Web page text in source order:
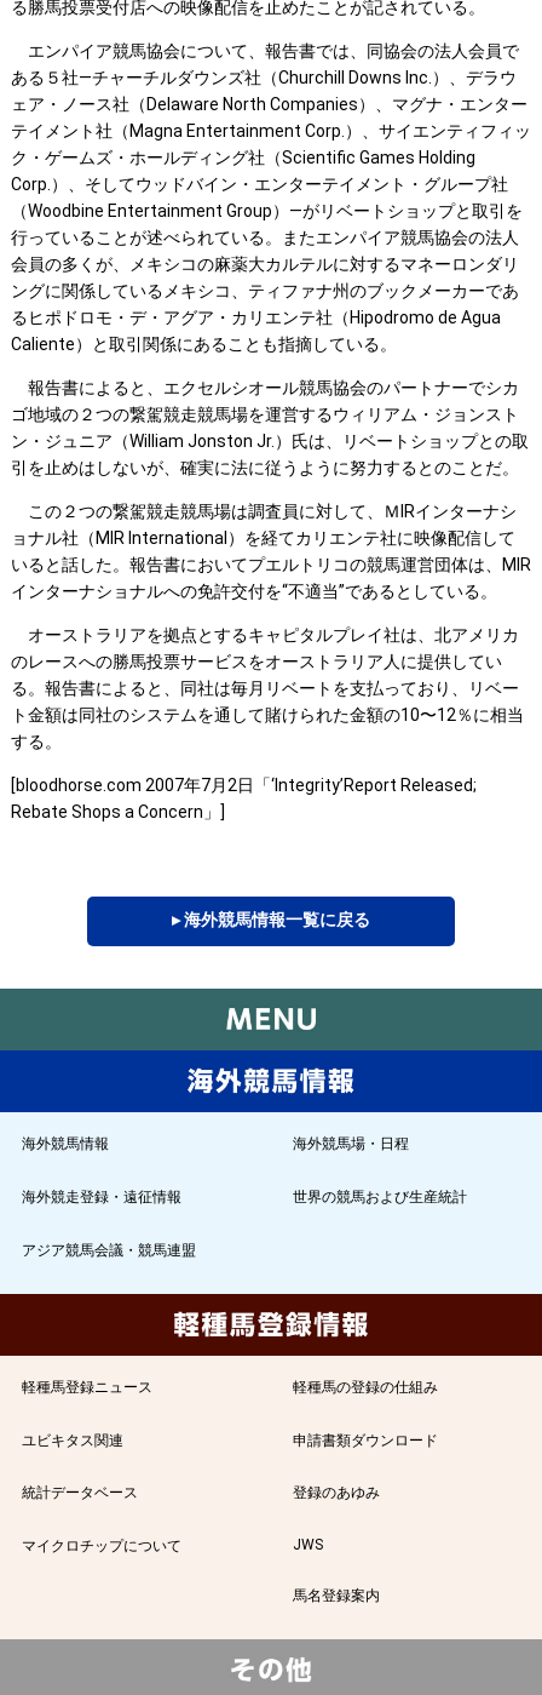
る勝馬投票受付店への映像配信を止めたことが記されている。
エンパイア競馬協会について、報告書では、同協会の法人会員で
ある５社―チャーチルダウンズ社（Churchill Downs Inc.）、デラウ
ェア・ノース社（Delaware North Companies）、マグナ・エンター
テイメント社（Magna Entertainment Corp.）、サイエンティフィッ
ク・ゲームズ・ホールディング社（Scientific Games Holding
Corp.）、そしてウッドバイン・エンターテイメント・グループ社
（Woodbine Entertainment Group）―がリベートショップと取引を
行っていることが述べられている。またエンパイア競馬協会の法人
会員の多くが、メキシコの麻薬大カルテルに対するマネーロンダリ
ングに関係しているメキシコ、ティファナ州のブックメーカーであ
るヒポドロモ・デ・アグア・カリエンテ社（Hipodromo de Agua
Caliente）と取引関係にあることも指摘している。
報告書によると、エクセルシオール競馬協会のパートナーでシカ
ゴ地域の２つの繋駕競走競馬場を運営するウィリアム・ジョンスト
ン・ジュニア（William Jonston Jr.）氏は、リベートショップとの取
引を止めはしないが、確実に法に従うように努力するとのことだ。
この２つの繋駕競走競馬場は調査員に対して、ＭIRインターナシ
ョナル社（MIR International）を経てカリエンテ社に映像配信して
いると話した。報告書においてプエルトリコの競馬運営団体は、MIR
インターナショナルへの免許交付を“不適当”であるとしている。
オーストラリアを拠点とするキャピタルプレイ社は、北アメリカ
のレースへの勝馬投票サービスをオーストラリア人に提供してい
る。報告書によると、同社は毎月リベートを支払っており、リベー
ト金額は同社のシステムを通して賭けられた金額の10〜12％に相当
する。
[bloodhorse.com 2007年7月2日「‘Integrity’Report Released;
Rebate Shops a Concern」]
▸ 海外競馬情報一覧に戻る
海外競馬情報 海外競馬場・日程
海外競走登録・遠征情報 世界の競馬および生産統計
アジア競馬会議・競馬連盟
軽種馬登録ニュース 軽種馬の登録の仕組み
ユビキタス関連 申請書類ダウンロード
統計データベース 登録のあゆみ
マイクロチップについて JWS
馬名登録案内